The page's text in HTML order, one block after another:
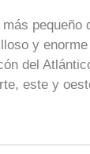
pequeño
y
del
este y